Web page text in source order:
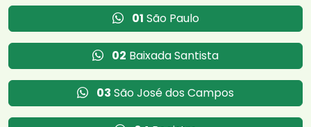
01 São Paulo
02 Baixada Santista
03 São José dos Campos